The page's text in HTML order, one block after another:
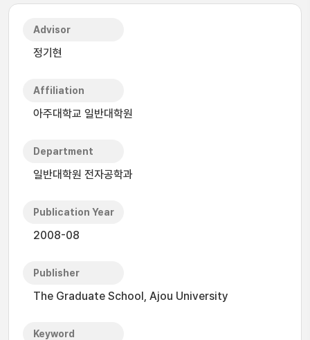
Advisor
정기현
Affiliation
아주대학교 일반대학원
Department
일반대학원 전자공학과
Publication Year
2008-08
Publisher
The Graduate School, Ajou University
Keyword